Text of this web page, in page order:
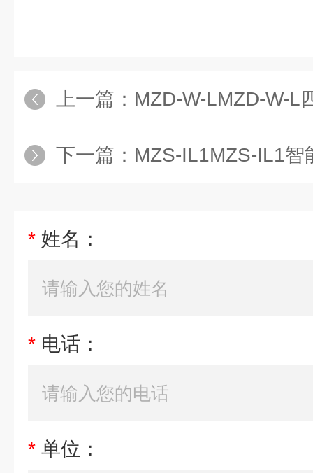
上一篇： MZD-W-LMZD-W-L
下一篇： MZS-IL1MZS-IL1智
* 姓名：
* 电话：
* 单位：